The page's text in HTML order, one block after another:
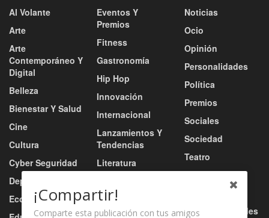
Al Volante
Arte
Arte
Contemporáneo Y
Digital
Belleza
Bienestar Y Salud
Cine
Cultura
Cyber Seguridad
Deportes
Economía
Eventos Y
Premios
Fitness
Gastronomía
Hip Hop
Innovación
Internacional
Lanzamientos Y
Tendencias
Literatura
Música
Noticias
Ocio
Opinión
Personalidades
Política
Premios
Sociales
Sociedad
Teatro
Tecnología
Tv / Radio / Redes
¡Compartir!
Comparte esta publicación con tus amigos